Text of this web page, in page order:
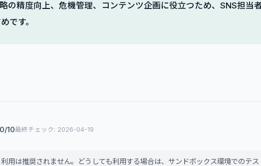
の精度向上、危機管理、コンテンツ企画に役立つため、SNS担当
です。
10最終チェック: 2026-04-19
用は推奨されません。どうしても利用する場合は、サンドボックス環境でのテス